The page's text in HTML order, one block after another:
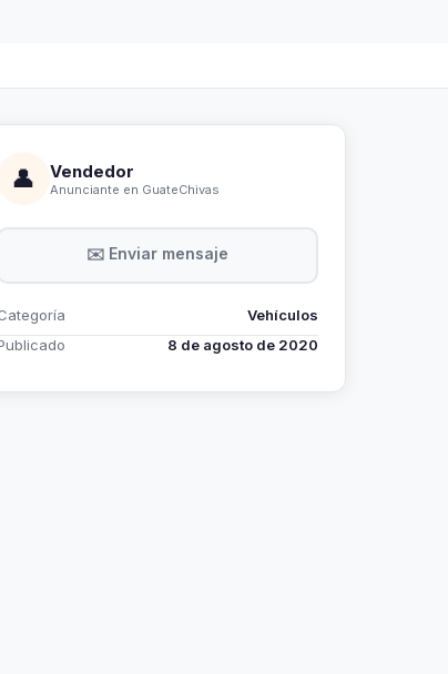
👤 Vendedor
Anunciante en GuateChivas
✉️ Enviar mensaje
Vehículos
8 de agosto de 2020